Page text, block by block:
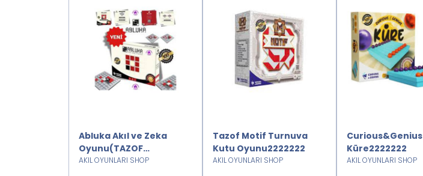
Abluka Akıl ve Zeka
Oyunu(TAZOF
ORJİNAL)2222222
AKIL OYUNLARI SHOP
Tazof Motif Turnuva
Kutu Oyunu2222222
AKIL OYUNLARI SHOP
Curious&Genius
Küre2222222
AKIL OYUNLARI SHOP